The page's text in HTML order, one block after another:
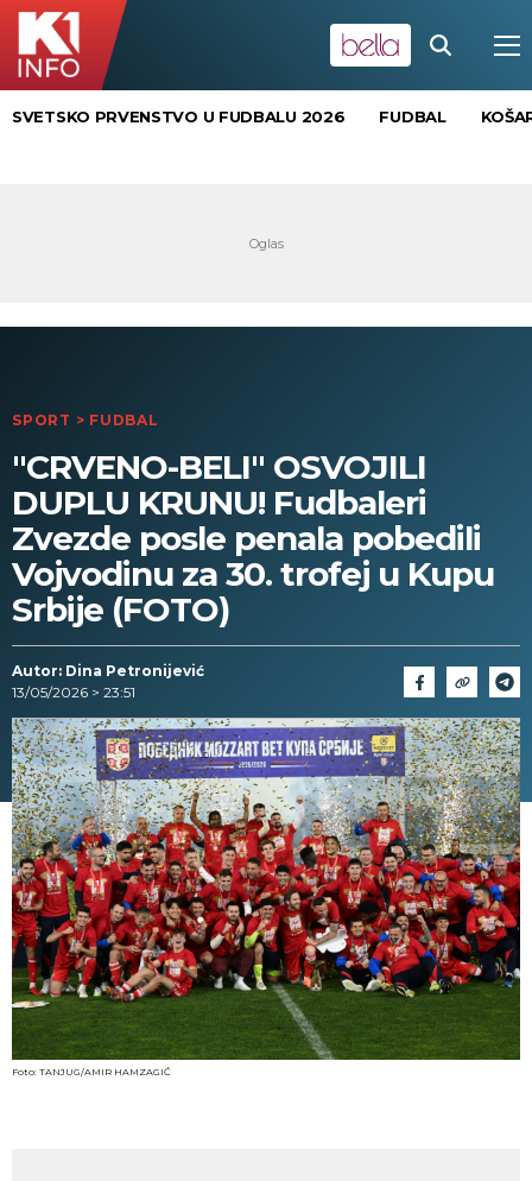
SVETSKO PRVENSTVO U FUDBALU 2026 FUDBAL
SPORT > FUDBAL
"CRVENO-BELI" OSVOJILI
DUPLU KRUNU! Fudbaleri
Zvezde posle penala pobedili
Vojvodinu za 30. trofej u Kupu
Srbije (FOTO)
Autor: Dina Petronijević
13/05/2026 > 23:51
Foto: TANJUG/AMIR HAMZAGIĆ